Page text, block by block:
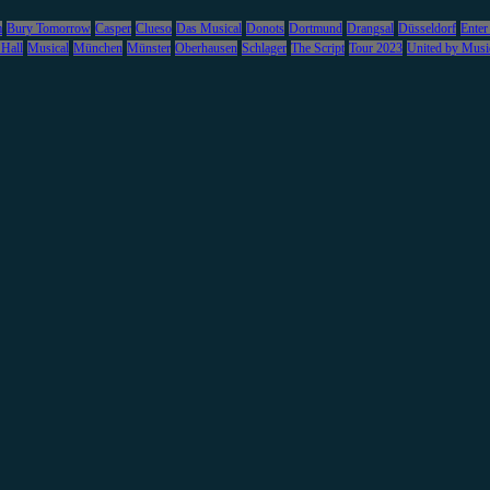
Bury Tomorrow Casper Clueso Das Musical Donots Dortmund Drangsal Düsseldorf
Musical München Münster Oberhausen Schlager The Script Tour 2023 United by